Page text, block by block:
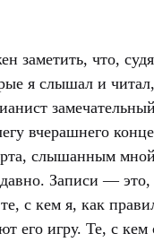
заметить, что,
я слышал и
вчерашнего
слышанным мной
Записи —
с кем я, как
его игру. Те, с